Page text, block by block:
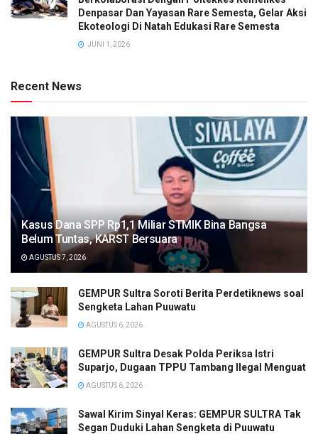
Denpasar Dan Yayasan Rare Semesta, Gelar Aksi
Ekoteologi Di Natah Edukasi Rare Semesta
JUNI 1, 2026
Recent News
Kasus Dana SPP Rp1,1 Miliar STMIK Bina Bangsa
Belum Tuntas, KARST Bersuara
AGUSTUS 7, 2026
GEMPUR Sultra Soroti Berita Perdetiknews soal
Sengketa Lahan Puuwatu
AGUSTUS 6, 2026
GEMPUR Sultra Desak Polda Periksa Istri
Suparjo, Dugaan TPPU Tambang Ilegal Menguat
AGUSTUS 6, 2026
Sawal Kirim Sinyal Keras: GEMPUR SULTRA Tak
Segan Duduki Lahan Sengketa di Puuwatu